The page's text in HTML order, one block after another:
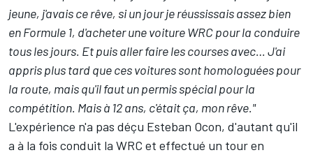
jeune, j'avais ce rêve, si un jour je réussissais assez bien
en Formule 1, d'acheter une voiture WRC pour la conduire
tous les jours. Et puis aller faire les courses avec… J'ai
appris plus tard que ces voitures sont homologuées pour
la route, mais qu'il faut un permis spécial pour la
compétition. Mais à 12 ans, c'était ça, mon rêve."
L'expérience n'a pas déçu Esteban Ocon, d'autant qu'il
a à la fois conduit la WRC et effectué un tour en